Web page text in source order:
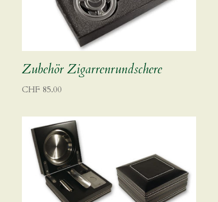
Zubehör Zigarrenrundschere
CHF 85.00